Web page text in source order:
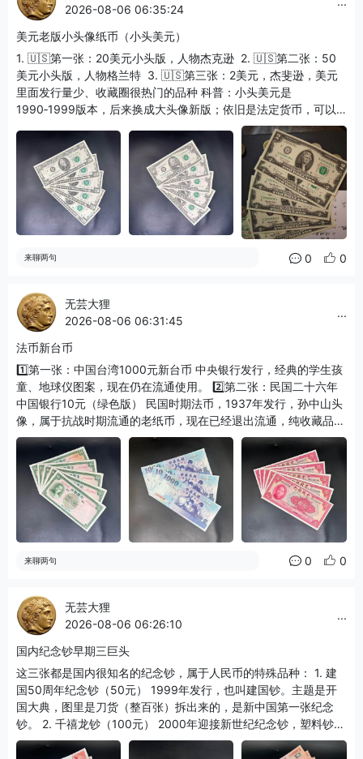
2026-08-06 06:35:24
美元老版小头像纸币（小头美元）
1. 🇺🇸第一张：20美元小头版，人物杰克逊 ​ 2. 🇺🇸第二张：50
美元小头版，人物格兰特 ​ 3. 🇺🇸第三张：2美元，杰斐逊，美元
里面发行量少、收藏圈很热门的品种 科普：小头美元是
1990‑1999版本，后来换成大头像新版；依旧是法定货币，可以
来聊两句 0 0
无芸大狸
2026-08-06 06:31:45
...
法币新台币
1️⃣第一张：中国台湾1000元新台币 中央银行发行，经典的学生孩
童、地球仪图案，现在仍在流通使用。 2️⃣第二张：民国二十六年
中国银行10元（绿色版） 民国时期法币，1937年发行，孙中山头
像，属于抗战时期流通的老纸币，现在已经退出流通，纯收藏品
类。 3️⃣第三张：中国银行10元（红色版法币） 也是民国法币，红
色色调，同样孙中山像，和上面绿色十元是不同版别，印刷厂不一
样，是民国纸币收藏很常见的品种。 简单区分： - 1000新台币：
现代还能花； - 两张中国银行拾圆：民国法币，八十多年老纸币，
只能收藏，不能流通。
来聊两句 0 0
无芸大狸
2026-08-06 06:26:10
...
国内纪念钞早期三巨头
这三张都是国内很知名的纪念钞，属于人民币的特殊品种： 1. 建
国50周年纪念钞（50元） 1999年发行，也叫建国钞。主题是开
国大典，图里是刀货（整百张）拆出来的，是新中国第一张纪念
钞。 2. 千禧龙钞（100元） 2000年迎接新世纪纪念钞，塑料钞，
金色巨龙图案，国内唯一一张塑料纪念钞，收藏圈热度很高。